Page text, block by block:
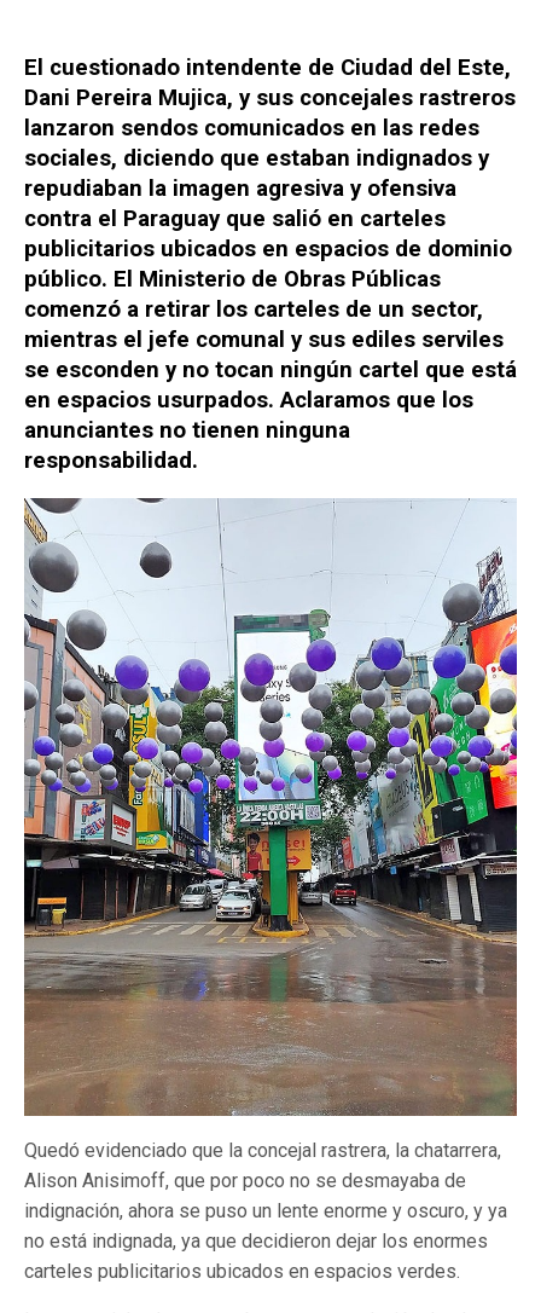
El cuestionado intendente de Ciudad del Este,
Dani Pereira Mujica, y sus concejales rastreros
lanzaron sendos comunicados en las redes
sociales, diciendo que estaban indignados y
repudiaban la imagen agresiva y ofensiva
contra el Paraguay que salió en carteles
publicitarios ubicados en espacios de dominio
público. El Ministerio de Obras Públicas
comenzó a retirar los carteles de un sector,
mientras el jefe comunal y sus ediles serviles
se esconden y no tocan ningún cartel que está
en espacios usurpados. Aclaramos que los
anunciantes no tienen ninguna
responsabilidad.
Quedó evidenciado que la concejal rastrera, la chatarrera,
Alison Anisimoff, que por poco no se desmayaba de
indignación, ahora se puso un lente enorme y oscuro, y ya
no está indignada, ya que decidieron dejar los enormes
carteles publicitarios ubicados en espacios verdes.